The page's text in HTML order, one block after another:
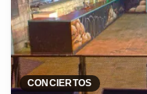
CONCIERTOS